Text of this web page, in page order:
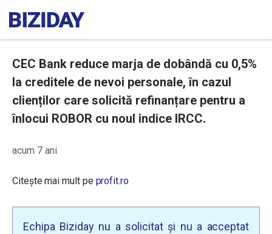
CEC Bank reduce marja de dobândă cu 0,5%
la creditele de nevoi personale, în cazul
clienților care solicită refinanțare pentru a
înlocui ROBOR cu noul indice IRCC.
acum 7 ani
Citește mai mult pe profit.ro
Echipa Biziday nu a solicitat și nu a acceptat